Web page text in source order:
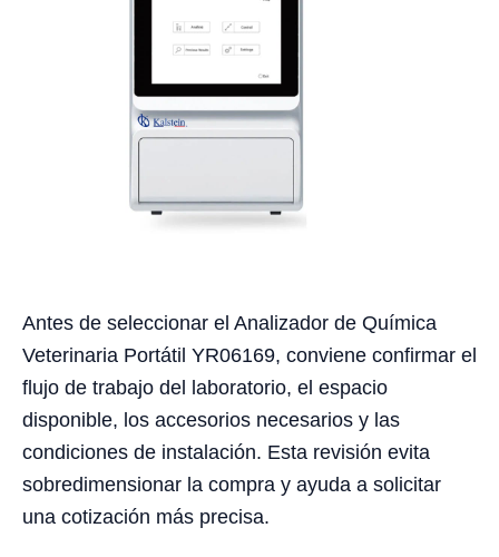
Antes de seleccionar el Analizador de Química
Veterinaria Portátil YR06169, conviene confirmar el
flujo de trabajo del laboratorio, el espacio
disponible, los accesorios necesarios y las
condiciones de instalación. Esta revisión evita
sobredimensionar la compra y ayuda a solicitar
una cotización más precisa.